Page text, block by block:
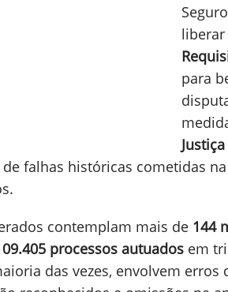
para
Justiça
falhas históricas cometidas
contemplam mais de 144
processos autuados em
das vezes, envolvem erros